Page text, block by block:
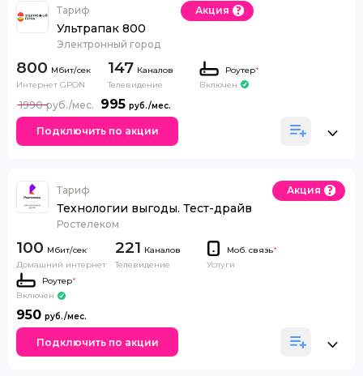
Тариф
Ультрапак 800
Электронный город
Акция
800
Интернет GPON
147 Каналов
Телевидение
Роутер*
Включен
995
1990
Подключить по акции
Тариф
Технологии выгоды. Тест-драйв
Ростелеком
Акция
100
Домашний интернет
221 Каналов
Телевидение
Моб. связь*
Услуги
Роутер*
Включен
950
Подключить по акции